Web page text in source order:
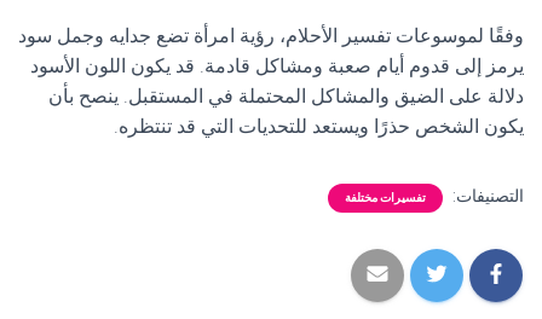
وفقًا لموسوعات تفسير الأحلام، رؤية امرأة تضع جدايه وجمل سود
يرمز إلى قدوم أيام صعبة ومشاكل قادمة. قد يكون اللون الأسود
دلالة على الضيق والمشاكل المحتملة في المستقبل. ينصح بأن
يكون الشخص حذرًا ويستعد للتحديات التي قد تنتظره.
التصنيفات: تفسيرات مختلفة